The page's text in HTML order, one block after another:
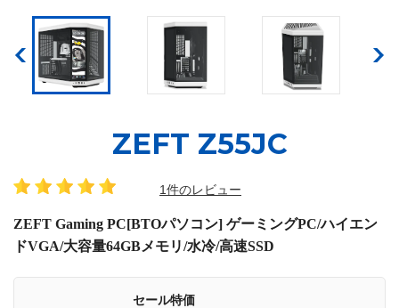
ZEFT Z55JC
1件のレビュー
ZEFT Gaming PC[BTOパソコン] ゲーミングPC/ハイエン
ドVGA/大容量64GBメモリ/水冷/高速SSD
セール特価